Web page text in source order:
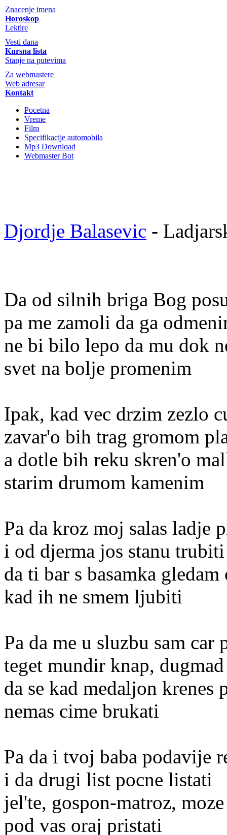
Znacenje imena
Horoskop
Lektire
Vesti dana
Kursna lista
Stanje na putevima
Za webmastere
Web adresar
Kontakt
Pocetna
Vreme
Film
Specifikacije automobila
Mp3 Download
Webmaster Bot
Djordje Balasevic -
Da od silnih briga Bog
pa me zamoli da ga
ne bi bilo lepo da mu dok
svet na bolje promenim
Ipak, kad vec drzim zezlo
zavar'o bih trag gromom
a dotle bih reku skren'o
starim drumom kamenim
Pa da kroz moj salas ladje
i od djerma jos stanu trubiti
da ti bar s basamka gledam
kad ih ne smem ljubiti
Pa da me u sluzbu sam car
teget mundir knap,
da se kad medaljon krenes
nemas cime brukati
Pa da i tvoj baba podavije
i da drugi list pocne listati
jel'te, gospon-matroz,
pod vas oraj pristati